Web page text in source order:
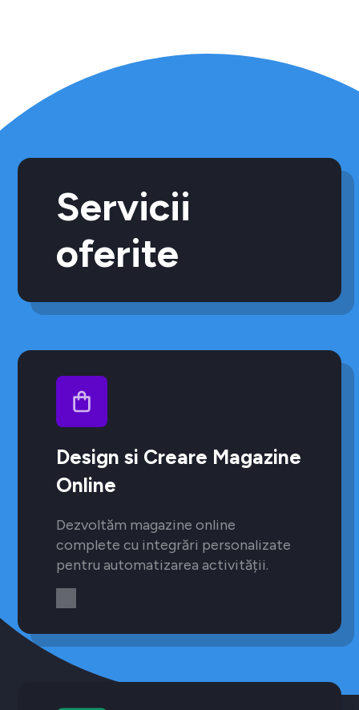
Servicii
oferite
Design si Creare Magazine
Online
Dezvoltăm magazine online
complete cu integrări personalizate
pentru automatizarea activității.